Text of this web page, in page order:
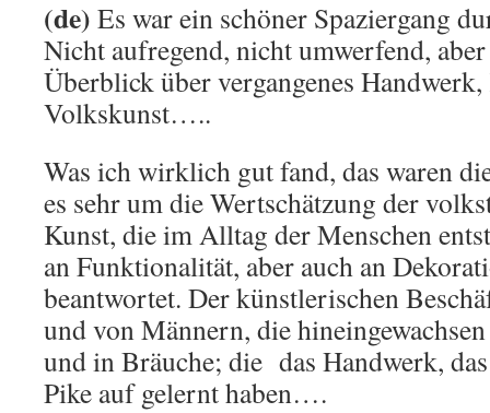
(de) Es war ein schöner Spaziergang
Nicht aufregend, nicht umwerfend,
Überblick über vergangenes
Volkskunst…..
Was ich wirklich gut fand, das waren
es sehr um die Wertschätzung der
Kunst, die im Alltag der Menschen
an Funktionalität, aber auch an
beantwortet. Der künstlerischen
und von Männern, die
und in Bräuche; die das Handwerk,
Pike auf gelernt haben….